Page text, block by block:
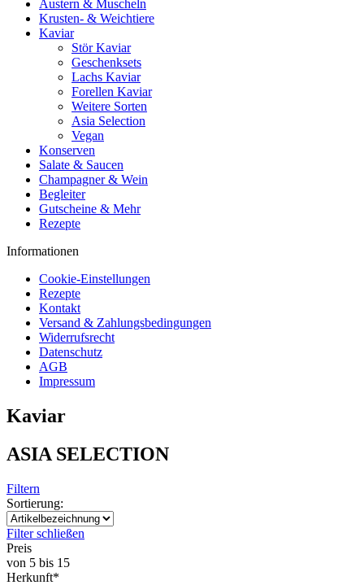
Austern & Muscheln
Krusten- & Weichtiere
Kaviar
Stör Kaviar
Geschenksets
Lachs Kaviar
Forellen Kaviar
Weitere Sorten
Asia Selection
Vegan
Konserven
Salate & Saucen
Champagner & Wein
Begleiter
Gutscheine & Mehr
Rezepte
Informationen
Cookie-Einstellungen
Rezepte
Kontakt
Versand & Zahlungsbedingungen
Widerrufsrecht
Datenschutz
AGB
Impressum
Kaviar
ASIA SELECTION
Filtern
Sortierung:
Filter schließen
Preis
von 5 bis 15
Herkunft*